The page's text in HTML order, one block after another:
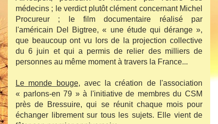
médecins ; le verdict plutôt clément concernant Michel
Procureur ; le film documentaire réalisé par
l'américain Del Bigtree, « une étude qui dérange »,
que beaucoup ont vu lors de la projection collective
du 6 juin et qui a permis de relier des milliers de
personnes au même moment à travers la France...
Le monde bouge, avec la création de l'association
« parlons-en 79 » à l'initiative de membres du CSM
près de Bressuire, qui se réunit chaque mois pour
échanger librement sur tous les sujets. Elle vient de